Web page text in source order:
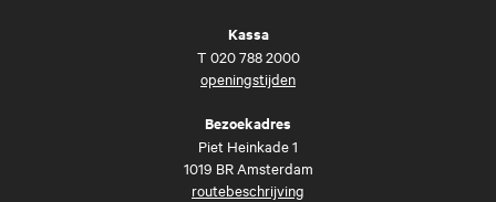
Kassa
T 020 788 2000
openingstijden
Bezoekadres
Piet Heinkade 1
1019 BR Amsterdam
routebeschrijving